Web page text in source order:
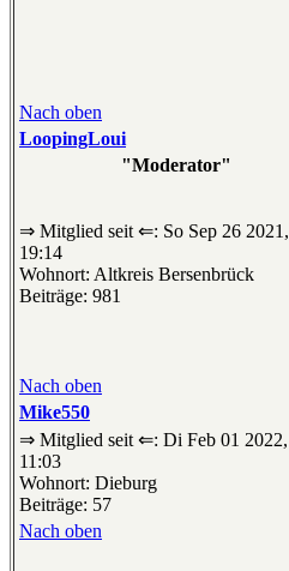
Nach oben
LoopingLoui
"Moderator"
⇒ Mitglied seit ⇐: So Sep 26 2021,
19:14
Wohnort: Altkreis Bersenbrück
Beiträge: 981
Nach oben
Mike550
⇒ Mitglied seit ⇐: Di Feb 01 2022,
11:03
Wohnort: Dieburg
Beiträge: 57
Nach oben